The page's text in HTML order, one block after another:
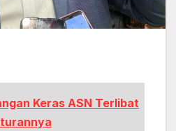
Keras ASN Terlibat